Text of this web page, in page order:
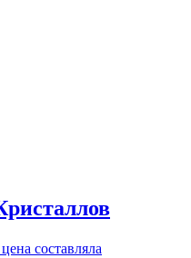
составляла